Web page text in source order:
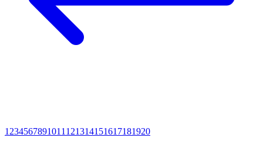
1 234567891011 121314151617181920